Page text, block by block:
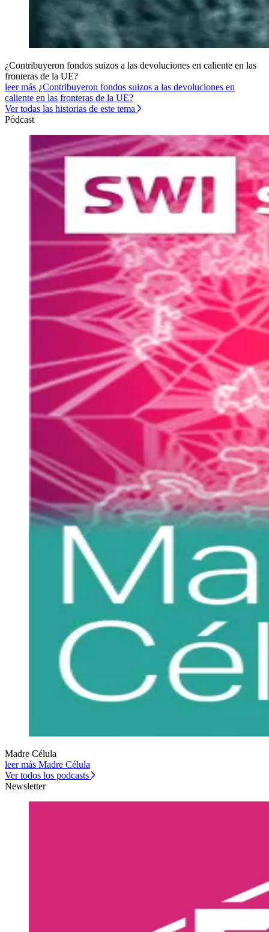
¿Contribuyeron fondos suizos a las devoluciones en caliente en las
fronteras de la UE?
leer más ¿Contribuyeron fondos suizos a las devoluciones en
caliente en las fronteras de la UE?
Ver todas las historias de este tema
Pódcast
Madre Célula
leer más Madre Célula
Ver todos los podcasts
Newsletter